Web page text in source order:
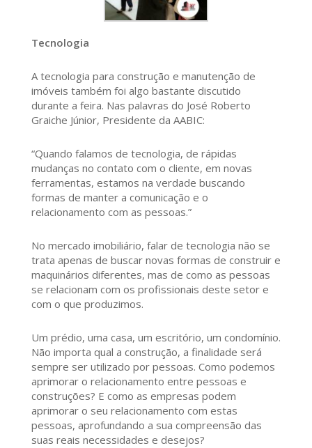
Tecnologia
A tecnologia para construção e manutenção de
imóveis também foi algo bastante discutido
durante a feira. Nas palavras do José Roberto
Graiche Júnior, Presidente da AABIC:
“Quando falamos de tecnologia, de rápidas
mudanças no contato com o cliente, em novas
ferramentas, estamos na verdade buscando
formas de manter a comunicação e o
relacionamento com as pessoas.”
No mercado imobiliário, falar de tecnologia não se
trata apenas de buscar novas formas de construir e
maquinários diferentes, mas de como as pessoas
se relacionam com os profissionais deste setor e
com o que produzimos.
Um prédio, uma casa, um escritório, um condomínio.
Não importa qual a construção, a finalidade será
sempre ser utilizado por pessoas. Como podemos
aprimorar o relacionamento entre pessoas e
construções? E como as empresas podem
aprimorar o seu relacionamento com estas
pessoas, aprofundando a sua compreensão das
suas reais necessidades e desejos?